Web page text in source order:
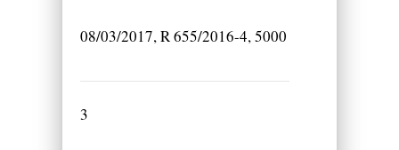
08/03/2017, R 655/2016-4, 5000
3